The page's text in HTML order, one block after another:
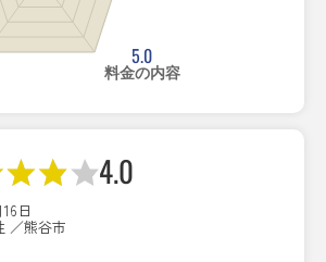
5.0
料金の内容
4.0
日
／熊谷市